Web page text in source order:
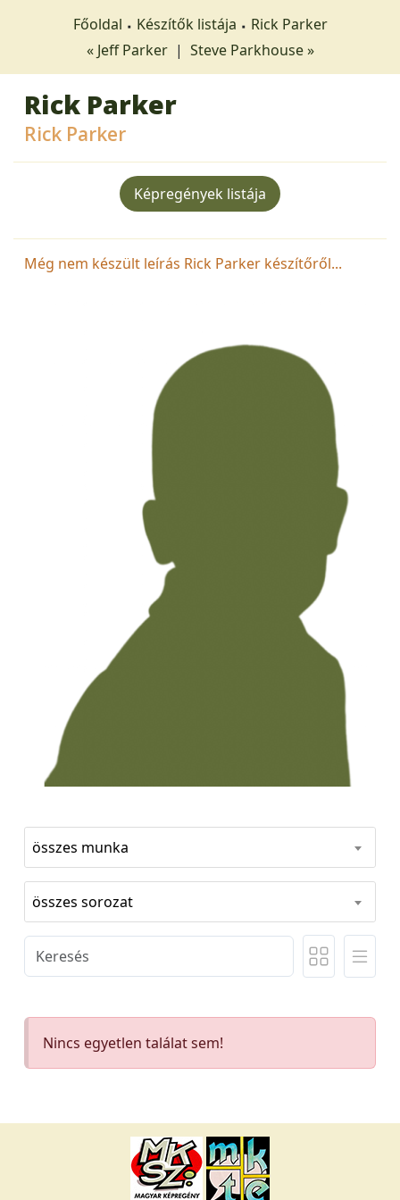
Főoldal Készítők listája
Rick Parker
« Jeff Parker | Steve Parkhouse »
Rick Parker
Rick Parker
Képregények listája
Még nem készült leírás Rick Parker készítőről...
összes munka
összes sorozat
Nincs egyetlen találat sem!